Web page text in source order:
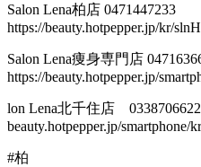
Salon Lena柏店 0471447233
https://beauty.hotpepper.jp/kr/
Salon Lena痩身専門店
https://beauty.hotpepper.jp/
lon Lena北千住店 0338706622
beauty.hotpepper.jp/smartphone/
#柏